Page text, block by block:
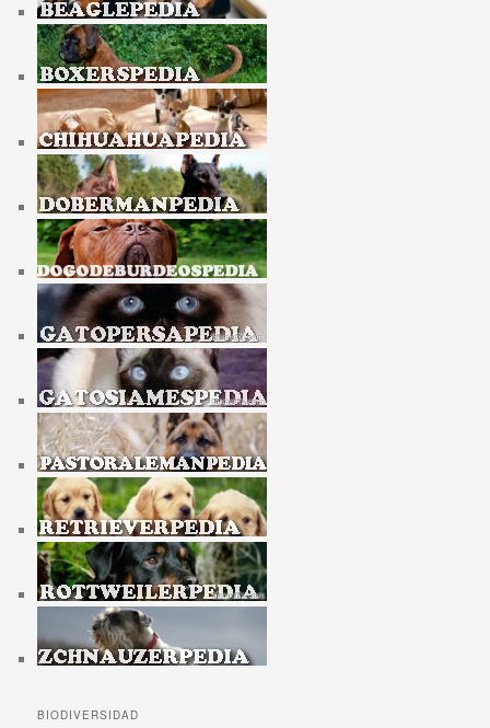
BIODIVERSIDAD